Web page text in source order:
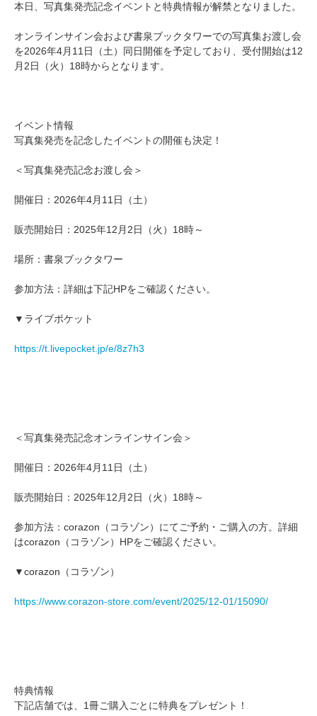
本日、写真集発売記念イベントと特典情報が解禁となりました。
オンラインサイン会および書泉ブックタワーでの写真集お渡し会
を2026年4月11日（土）同日開催を予定しており、受付開始は12
月2日（火）18時からとなります。
イベント情報
写真集発売を記念したイベントの開催も決定！
＜写真集発売記念お渡し会＞
開催日：2026年4月11日（土）
販売開始日：2025年12月2日（火）18時～
場所：書泉ブックタワー
参加方法：詳細は下記HPをご確認ください。
▼ライブポケット
https://t.livepocket.jp/e/8z7h3
＜写真集発売記念オンラインサイン会＞
開催日：2026年4月11日（土）
販売開始日：2025年12月2日（火）18時～
参加方法：corazon（コラゾン）にてご予約・ご購入の方。詳細
はcorazon（コラゾン）HPをご確認ください。
▼corazon（コラゾン）
https://www.corazon-store.com/event/2025/12-01/15090/
特典情報
下記店舗では、1冊ご購入ごとに特典をプレゼント！